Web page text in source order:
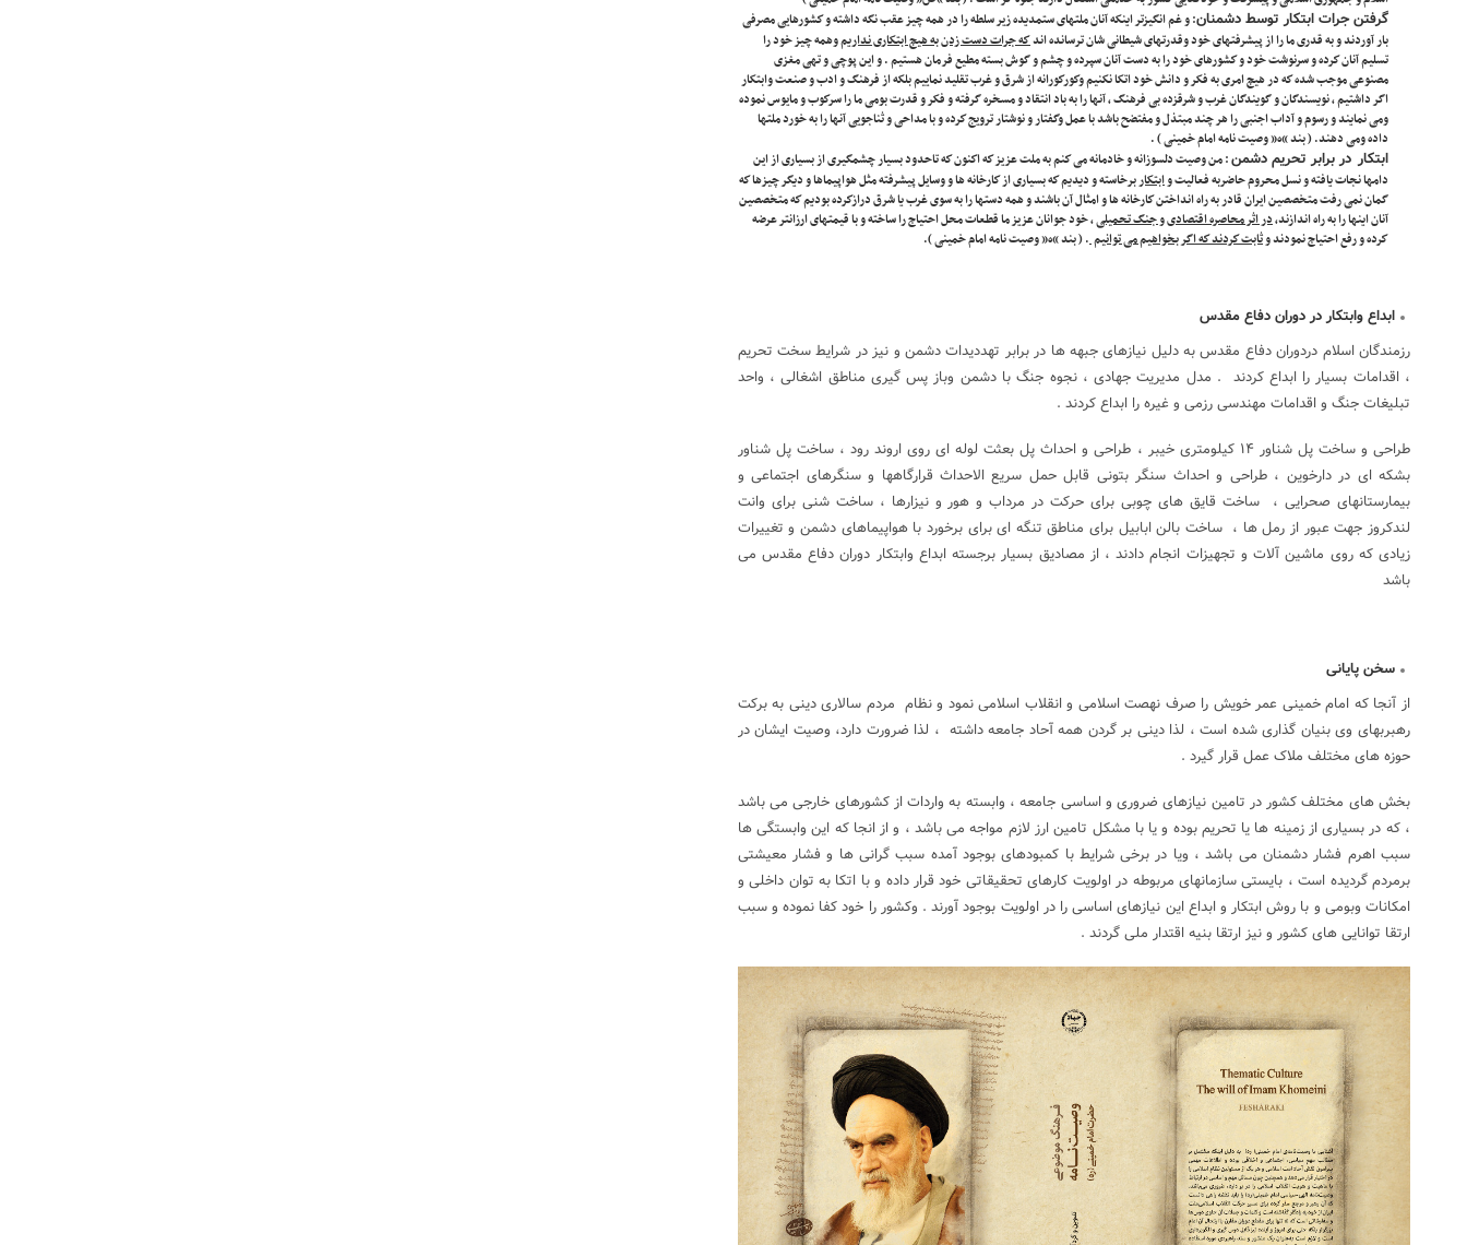
گرفتن جرات ابتکار توسط دشمنان: و غم انگیزتر اینكه آنان ملتهای ستمدیده زیر سلطه را در همه چیز عقب نگه داشته و كشورهایی مصرفی
بار آوردند و به قدری ما را از پیشرفتهای خود وقدرتهای شیطانی شان ترسانده اندكه جرات دست زدن به هیچ ابتكاری نداریموهمه چیز خود را
تسلیم آنان كرده و سرنوشت خود و كشورهای خود را به دست آنان سپرده و چشم و گوش بسته مطیع فرمان هستیم . و این پوچی و تهی مغزی
مصنوعی موجب شده كه در هیچ امری به فكر و دانش خود اتكا نكنیم وكوركورانه از شرق و غرب تقلید نماییم بلكه از فرهنگ و ادب و صنعت وابتكار
اگر داشتیم ، نویسندگان و گویندگان غرب و شرقزده بی فرهنگ ، آنها را به باد انتقاد و مسخره گرفته و فكر و قدرت بومی ما را سركوب و مایوس نموده
ومی نمایند و رسوم و آداب اجنبی را هر چند مبتذل و مفتضح باشد با عمل وگفتار و نوشتار ترویج كرده و با مداحی و ثناجویی آنها را به خورد ملتها
داده ومی دهند. ( بند “ه” وصیت نامه امام خمینی ) .
ابتکار در برابر تحریم دشمن: من وصیت دلسوزانه و خادمانه می كنم به ملت عزیز كه اكنون كه تاحدود بسیار چشمگیری از بسیاری از این
دامها نجات یافته و نسل محروم حاضربه فعالیت وابتكاربرخاسته و دیدیم كه بسیاری از كارخانه ها و وسایل پیشرفته مثل هواپیماها و دیگر چیزها كه
گمان نمی رفت متخصصین ایران قادر به راه انداختن كارخانه ها و امثال آن باشند و همه دستها را به سوی غرب یا شرق درازكرده بودیم كه متخصصین
آنان اینها را به راه اندازند،در اثر محاصره اقتصادی و جنگ تحمیلی، خود جوانان عزیز ما قطعات محل احتیاج را ساخته و با قیمتهای ارزانتر عرضه
كرده و رفع احتیاج نمودند وثابت كردند كه اگر بخواهیم می توانیم . ( بند “ه” وصیت نامه امام خمینی ).
ابداع وابتکار در دوران دفاع مقدس
رزمندگان اسلام دردوران دفاع مقدس به دلیل نیازهای جبهه ها در برابر تهددیدات دشمن و نیز در شرایط سخت تحریم
، اقدامات بسیار را ابداع کردند . مدل مدیریت جهادی ، نجوه جنگ با دشمن وباز پس گیری مناطق اشغالی ، واحد
تبلیغات جنگ و اقدامات مهندسی رزمی و غیره را ابداع کردند .
طراحی و ساخت پل شناور ۱۴ کیلومتری خیبر ، طراحی و احداث پل بعثت لوله ای روی اروند رود ، ساخت پل شناور
بشکه ای در دارخوین ، طراحی و احداث سنگر بتونی قابل حمل سریع الاحداث قرارگاهها و سنگرهای اجتماعی و
بیمارستانهای صحرایی ، ساخت قایق های چوبی برای حرکت در مرداب و هور و نیزارها ، ساخت شنی برای وانت
لندکروز جهت عبور از رمل ها ، ساخت بالن ابابیل برای مناطق تنگه ای برای برخورد با هواپیماهای دشمن و تغییرات
زیادی که روی ماشین آلات و تجهیزات انجام دادند ، از مصادیق بسیار برجسته ابداع وابتکار دوران دفاع مقدس می
باشد
سخن پایانی
از آنجا که امام خمینی عمر خویش را صرف نهصت اسلامی و انقلاب اسلامی نمود و نظام مردم سالاری دینی به برکت
رهبربهای وی بنیان گذاری شده است ، لذا دینی بر گردن همه آحاد جامعه داشته ، لذا ضرورت دارد، وصیت ایشان در
حوزه های مختلف ملاک عمل قرار گیرد .
بخش های مختلف کشور در تامین نیازهای ضروری و اساسی جامعه ، وابسته به واردات از کشورهای خارجی می باشد
، که در بسیاری از زمینه ها یا تحریم بوده و یا با مشکل تامین ارز لازم مواجه می باشد ، و از انجا که این وابستگی ها
سبب اهرم فشار دشمنان می باشد ، ویا در برخی شرایط با کمبودهای بوجود آمده سبب گرانی ها و فشار معیشتی
برمردم گردیده است ، بایستی سازمانهای مربوطه در اولویت کارهای تحقیقاتی خود قرار داده و با اتکا به توان داخلی و
امکانات وبومی و با روش ابتکار و ابداع این نیازهای اساسی را در اولویت بوجود آورند . وکشور را خود کفا نموده و سبب
ارتقا توانایی های کشور و نیز ارتقا بنیه اقتدار ملی گردند .